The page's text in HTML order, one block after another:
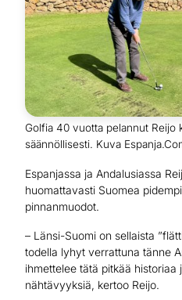
Golfia 40 vuotta pelannut Reijo
säännöllisesti. Kuva
Espanjassa ja Andalusiassa
huomattavasti Suomea
pinnanmuodot.
– Länsi-Suomi on sellaista
todella lyhyt verrattuna tänne
ihmettelee tätä pitkää historiaa
nähtävyyksiä, kertoo Reijo.